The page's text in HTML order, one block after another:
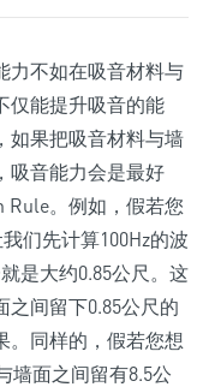
力不如在吸音材料与
仅能提升吸音的能
如果把吸音材料与墙
吸音能力会是最好
Rule。例如，假若您
们先计算100Hz的波
是大约0.85公尺。这
间留下0.85公尺的
。同样的，假若您想
墙面之间留有8.5公